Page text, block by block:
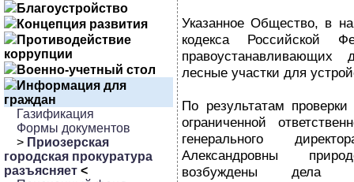
Благоустройство
Концепция развития
Противодействие
коррупции
Военно-учетный стол
Информация для
граждан
Газификация
Формы документов
> Приозерская
городская прокуратура
разъясняет <
Указанное Общество, в
кодекса Российской
правоустанавливающих
лесные участки для
По результатам
ограниченной
генерального
Александровны
возбуждены дела